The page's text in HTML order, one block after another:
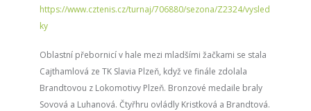
https://www.cztenis.cz/turnaj/706880/sezona/Z2324/vysled
ky
Oblastní přebornicí v hale mezi mladšími žačkami se stala
Cajthamlová ze TK Slavia Plzeň, když ve finále zdolala
Brandtovou z Lokomotivy Plzeň. Bronzové medaile braly
Sovová a Luhanová. Čtyřhru ovládly Kristková a Brandtová.